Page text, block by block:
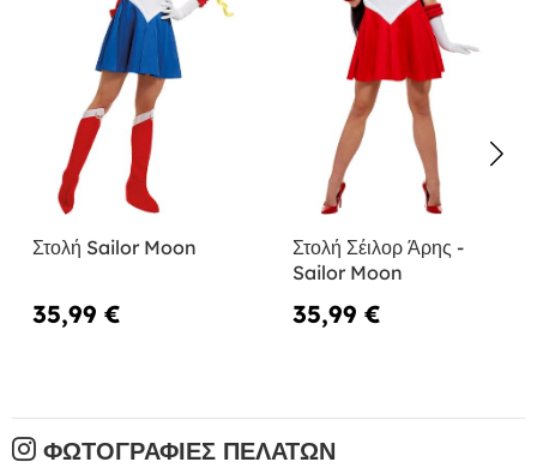
Στολή Sailor Moon
35,99 €
Στολή Σέιλορ Άρης -
Sailor Moon
35,99 €
ΦΩΤΟΓΡΑΦΊΕΣ ΠΕΛΑΤΏΝ